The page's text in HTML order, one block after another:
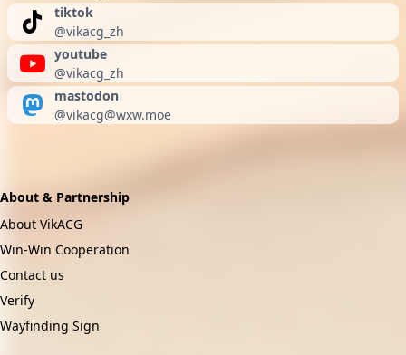
tiktok
@vikacg_zh
youtube
@vikacg_zh
mastodon
@vikacg@wxw.moe
About & Partnership
About VikACG
Win-Win Cooperation
Contact us
Verify
Wayfinding Sign